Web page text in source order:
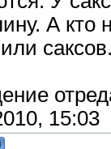
А кто
15:03